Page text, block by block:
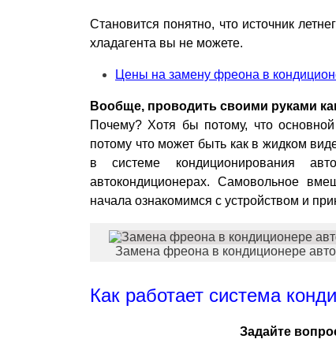
Становится понятно, что источник
хладагента вы не можете.
Цены на замену фреона в
Вообще, проводить своими руками
Почему? Хотя бы потому, что
потому что может быть как в жидком
в системе кондиционирования
автокондиционерах. Самовольное
начала ознакомимся с устройством и
Замена фреона в кондиционере
Как работает система
Задайте